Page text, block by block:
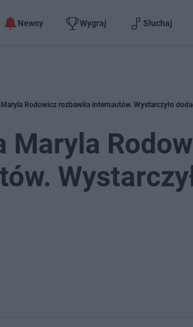
Newsy Wygraj Słuchaj
Rodowicz rozbawiła internautów. Wystarczyło
Maryla